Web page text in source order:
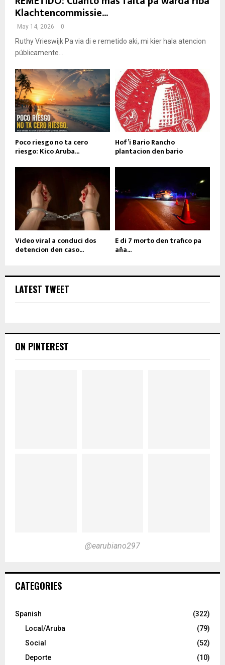
Klachtencommissie...
May 14, 2026 0
Ruthy Vrieswijk Pa via di e remetido aki, mi kier hala atencion
públicamente...
Poco riesgo no ta cero
riesgo: Kico Aruba...
Hof’i Bario Rancho
plantacion den bario
Video viral a conduci dos
detencion den caso...
E di 7 morto den trafico pa
aña...
LATEST TWEET
ON PINTEREST
@earubiano297
CATEGORIES
Spanish
(322)
Local/Aruba
(79)
Social
(52)
Deporte
(10)